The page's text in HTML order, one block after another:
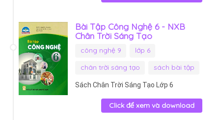
Bài Tập Công Nghệ 6 - NXB
Chân Trời Sáng Tạo
công nghệ 9
lớp 6
chân trời sáng tạo
sách bài tập
Sách Chân Trời Sáng Tạo Lớp 6
Click để xem và download